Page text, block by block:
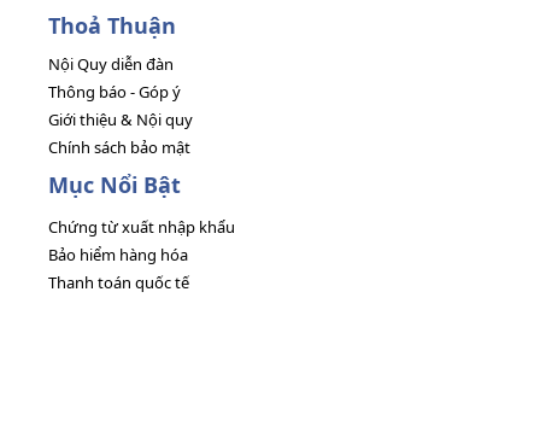
Thoả Thuận
Nội Quy diễn đàn
Thông báo - Góp ý
Giới thiệu & Nội quy
Chính sách bảo mật
Mục Nổi Bật
Chứng từ xuất nhập khẩu
Bảo hiểm hàng hóa
Thanh toán quốc tế